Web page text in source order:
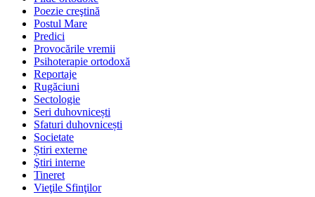
Poezie creştină
Postul Mare
Predici
Provocările vremii
Psihoterapie ortodoxă
Reportaje
Rugăciuni
Sectologie
Seri duhovnicești
Sfaturi duhovnicești
Societate
Știri externe
Ştiri interne
Tineret
Vieţile Sfinţilor